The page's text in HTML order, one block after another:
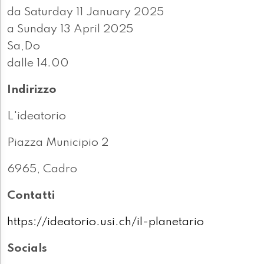
da Saturday 11 January 2025
a Sunday 13 April 2025
Sa,Do
dalle 14.00
Indirizzo
L'ideatorio
Piazza Municipio 2
6965, Cadro
Contatti
https://ideatorio.usi.ch/il-planetario
Socials